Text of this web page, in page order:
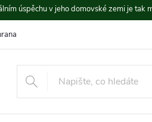
úspěchu v jeho domovské zemi je
údajů